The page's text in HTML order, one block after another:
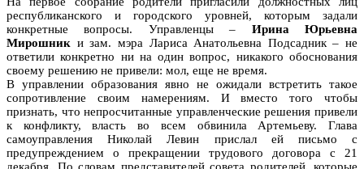
республиканского и городского уровней, которым задали
конкретные вопросы. Управленцы – Ирина Юрьевна
Мирошник и зам. мэра Лариса Анатольевна Подсадник – не
ответили конкретно ни на один вопрос, никакого обоснования
своему решению не привели: мол, еще не время.
В управлении образования явно не ожидали встретить такое
сопротивление своим намерениям. И вместо того чтобы
признать, что непросчитанные управленческие решения привели
к конфликту, власть во всем обвинила Артемьеву. Глава
самоуправления Николай Левин прислал ей письмо с
предупреждением о прекращении трудового договора с 21